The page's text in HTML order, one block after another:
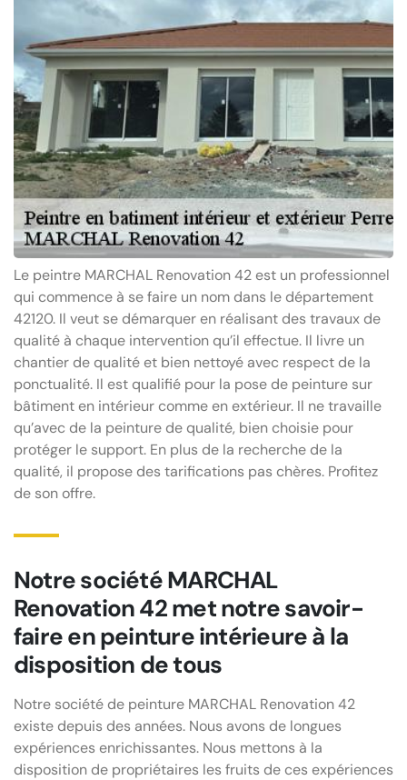
Le peintre MARCHAL Renovation 42 est un professionnel
qui commence à se faire un nom dans le département
42120. Il veut se démarquer en réalisant des travaux de
qualité à chaque intervention qu’il effectue. Il livre un
chantier de qualité et bien nettoyé avec respect de la
ponctualité. Il est qualifié pour la pose de peinture sur
bâtiment en intérieur comme en extérieur. Il ne travaille
qu’avec de la peinture de qualité, bien choisie pour
protéger le support. En plus de la recherche de la
qualité, il propose des tarifications pas chères. Profitez
de son offre.
Notre société MARCHAL
Renovation 42 met notre savoir-
faire en peinture intérieure à la
disposition de tous
Notre société de peinture MARCHAL Renovation 42
existe depuis des années. Nous avons de longues
expériences enrichissantes. Nous mettons à la
disposition de propriétaires les fruits de ces expériences